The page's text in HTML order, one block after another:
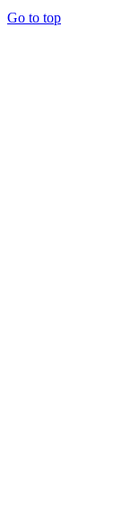
Go to top